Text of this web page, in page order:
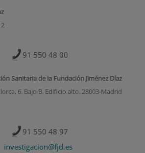
91 550 48 00
Sanitaria de la Fundación Jiménez Díaz
6. Bajo B. Edificio alto. 28003-Madrid
91 550 48 97
investigacion@fjd.es